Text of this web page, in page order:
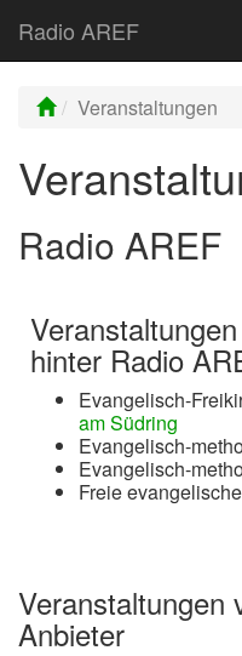
Radio AREF
Veranstaltungen
Radio AREF
hinter Radio
Evangelisch-
am Südring
Evangelisch-
Evangelisch-
Freie
Veranstaltungen
Anbieter